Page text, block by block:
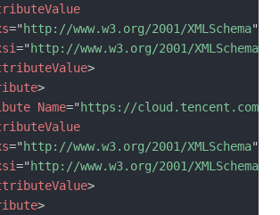
="http://www.w3.org/2001/XMLSchema"
="http://www.w3.org/2001/XMLSchema-
>
>
Name="https://cloud.tencent.com/
="http://www.w3.org/2001/XMLSchema"
="http://www.w3.org/2001/XMLSchema-
>
>